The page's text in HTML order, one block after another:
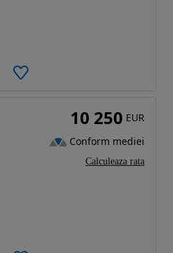
10 250 EUR
Conform mediei
Calculeaza rata